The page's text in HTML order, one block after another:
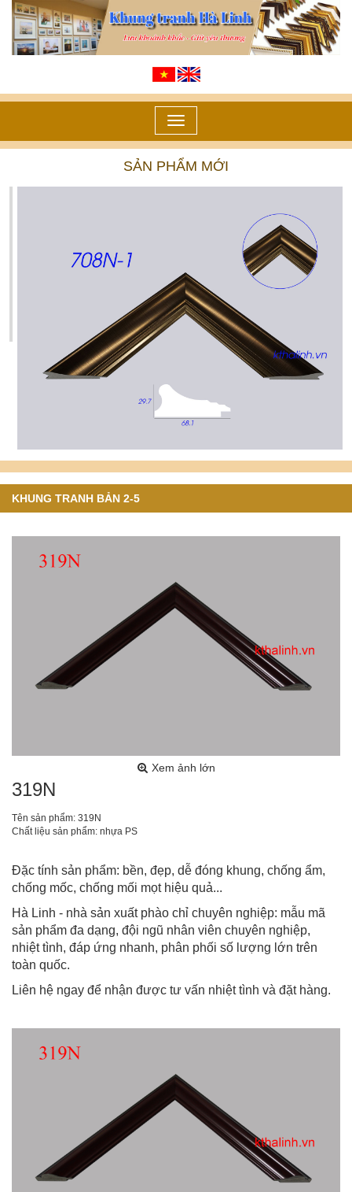
Toggle
navigation
SẢN PHẨM MỚI
KHUNG TRANH BẢN 2-5
Xem ảnh lớn
319N
Tên sản phẩm: 319N
Chất liệu sản phẩm: nhựa PS
Đặc tính sản phẩm: bền, đẹp, dễ đóng khung, chống ẩm,
chống mốc, chống mối mọt hiệu quả...
Hà Linh - nhà sản xuất phào chỉ chuyên nghiệp: mẫu mã
sản phẩm đa dạng, đội ngũ nhân viên chuyên nghiệp,
nhiệt tình, đáp ứng nhanh, phân phối số lượng lớn trên
toàn quốc.
Liên hệ ngay để nhận được tư vấn nhiệt tình và đặt hàng.